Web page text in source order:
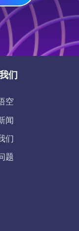
们
空
闻
们
题